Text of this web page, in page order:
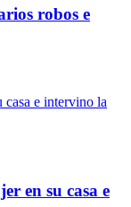
robos e
en su casa e